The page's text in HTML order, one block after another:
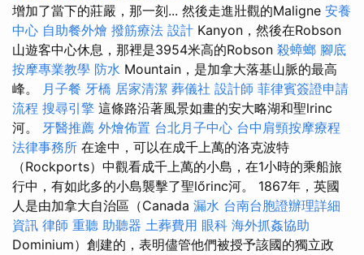
增加了當下的莊嚴，那一刻... 然後走進壯觀的Maligne 安養
中心 自助餐外燴 撥筋療法 設計 Kanyon，然後在Robson
山遊客中心休息，那裡是3954米高的Robson 殺蟑螂 腳底
按摩專業教學 防水 Mountain，是加拿大落基山脈的最高
峰。 月子餐 牙橋 居家清潔 葬儀社 設計師 菲律賓簽證申請
流程 搜尋引擎 這條路沿著風景如畫的安大略湖和聖lrinc
河。 牙醫推薦 外燴佈置 台北月子中心 台中肩頸按摩療程
法律事務所 在途中，可以在成千上萬的洛克波特
（Rockports）中觀看成千上萬的小島，在1小時的乘船旅
行中，有如此多的小島襲擊了聖lőrinc河。 1867年，英國
人是由加拿大自治區（Canada 漏水 台南台胞證辦理詳細
資訊 律師 重聽 助聽器 土葬費用 眼科 海外抓姦協助
Dominium）創建的，表明儘管他們被授予該國的獨立政